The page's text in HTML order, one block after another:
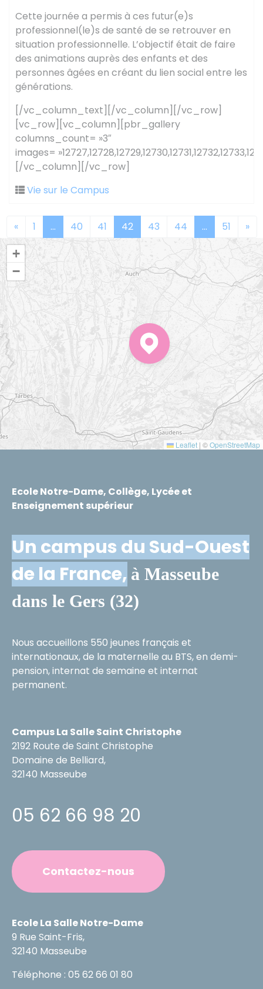
Cette journée a permis à ces futur(e)s
professionnel(le)s de santé de se retrouver en
situation professionnelle. L’objectif était de faire
des animations auprès des enfants et des
personnes âgées en créant du lien social entre les
générations.
[/vc_column_text][/vc_column][/vc_row]
[vc_row][vc_column][pbr_gallery
columns_count= »3″
images=
[/vc_column][/vc_row]
Vie sur le Campus
« 1 … 40 41 42 43 44 … 51 »
+
−
Leaflet | ©OpenStreetMap
Ecole Notre-Dame, Collège, Lycée et
Enseignement supérieur
Un campus du Sud-Ouest
de la France, à Masseube
dans le Gers (32)
Nous accueillons 550 jeunes français et
internationaux, de la maternelle au BTS, en demi-
pension, internat de semaine et internat
permanent.
Campus La Salle Saint Christophe
2192 Route de Saint Christophe
Domaine de Belliard,
32140 Masseube
05 62 66 98 20
Contactez-nous
Ecole La Salle Notre-Dame
9 Rue Saint-Fris,
32140 Masseube
Téléphone : 05 62 66 01 80